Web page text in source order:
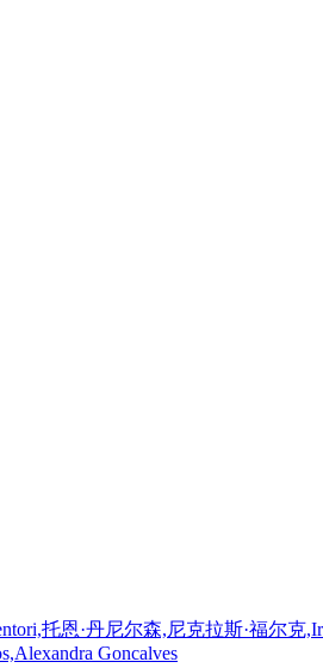
托恩·丹尼尔森,尼克拉斯·福尔克
Goncalves